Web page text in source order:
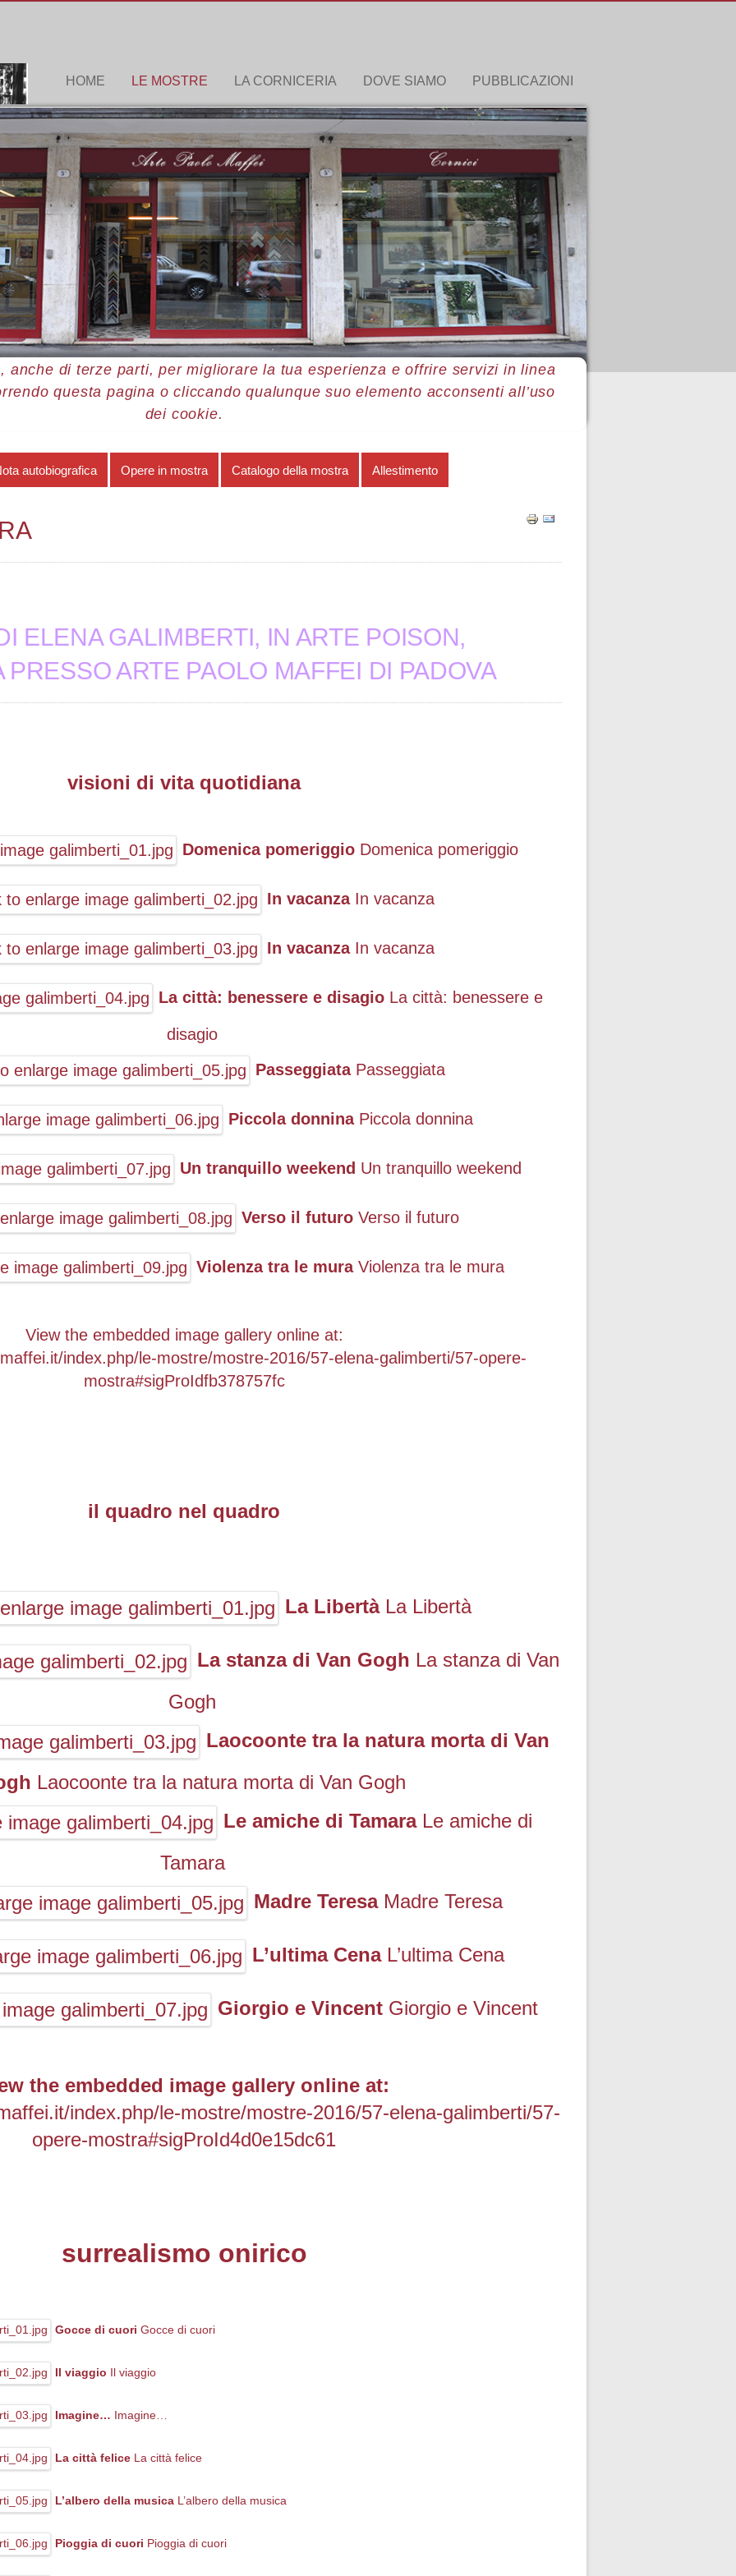
HOME LE MOSTRE LA CORNICERIA DOVE SIAMO PUBBLICAZIONI
anche di terze parti, per migliorare la tua esperienza e offrire servizi in linea
questa pagina o cliccando qualunque suo elemento acconsenti all’uso
dei cookie.
2016 Elena Galimberti Opere in mostra
autobiografica Opere in mostra Catalogo della mostra Allestimento
ELENA GALIMBERTI, IN ARTE POISON,
PRESSO ARTE PAOLO MAFFEI DI PADOVA
visioni di vita quotidiana
Domenica pomeriggio Domenica pomeriggio
In vacanza In vacanza
In vacanza In vacanza
La città: benessere e disagio La città: benessere e
disagio
Passeggiata Passeggiata
Piccola donnina Piccola donnina
Un tranquillo weekend Un tranquillo weekend
Verso il futuro Verso il futuro
Violenza tra le mura Violenza tra le mura
View the embedded image gallery online at:
index.php/le-mostre/mostre-2016/57-elena-galimberti/57-opere-
mostra#sigProIdfb378757fc
il quadro nel quadro
La Libertà La Libertà
La stanza di Van Gogh La stanza di Van
Gogh
Laocoonte tra la natura morta di Van
Laocoonte tra la natura morta di Van Gogh
Le amiche di Tamara Le amiche di
Tamara
Madre Teresa Madre Teresa
L’ultima Cena L’ultima Cena
Giorgio e Vincent Giorgio e Vincent
the embedded image gallery online at:
index.php/le-mostre/mostre-2016/57-elena-galimberti/57-
opere-mostra#sigProId4d0e15dc61
surrealismo onirico
Gocce di cuori Gocce di cuori
Il viaggio Il viaggio
Imagine… Imagine…
La città felice La città felice
L’albero della musica L’albero della musica
Pioggia di cuori Pioggia di cuori